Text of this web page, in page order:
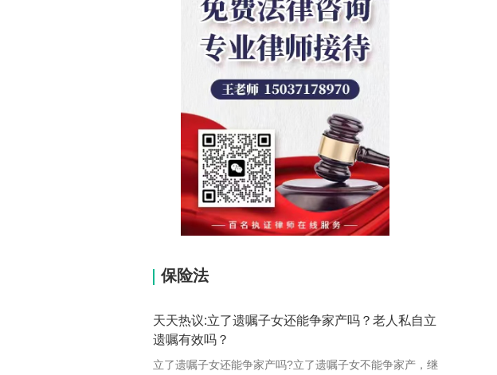
保险法
天天热议:立了遗嘱子女还能争家产吗？老人私自立
遗嘱有效吗？
立了遗嘱子女还能争家产吗?立了遗嘱子女不能争家产，继